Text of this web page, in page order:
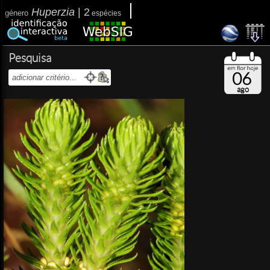
género Huperzia 2 espécies
Pesquisa
06
ago